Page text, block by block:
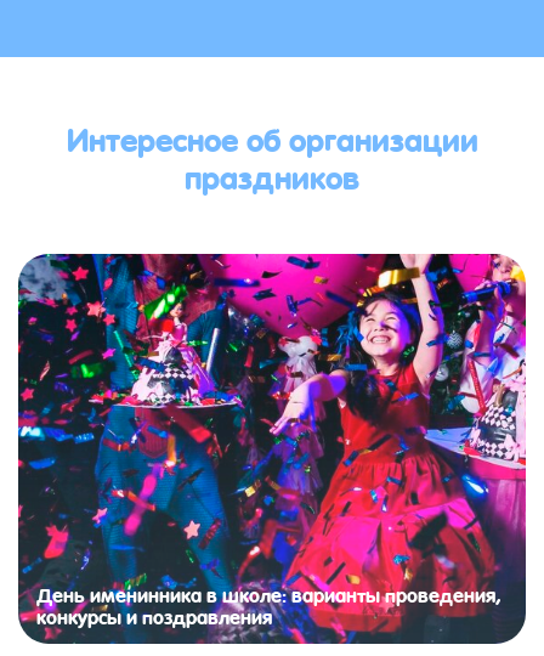
Интересное об организации
праздников
День именинника в школе: варианты проведения,
конкурсы и поздравления